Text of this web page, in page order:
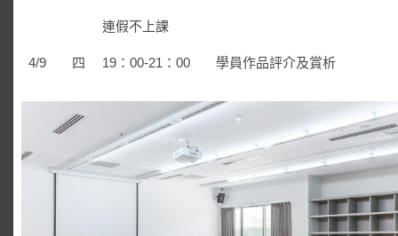
連假不上課
4/9 四 19：00-21：00 學員作品評介及賞析